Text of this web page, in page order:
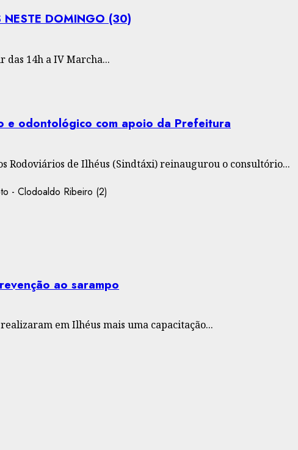
NESTE DOMINGO (30)
das 14h a IV Marcha...
e odontológico com apoio da Prefeitura
Rodoviários de Ilhéus (Sindtáxi) reinaugurou o consultório...
ao sarampo
em Ilhéus mais uma capacitação...